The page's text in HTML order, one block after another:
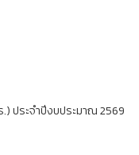
ประจำปีงบประมาณ 2569